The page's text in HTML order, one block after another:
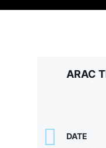
ARAC
DATE